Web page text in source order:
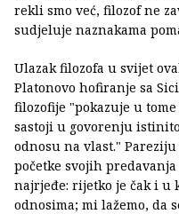
rekli smo već, filozof ne
sudjeluje naznakama
Ulazak filozofa u svijet
Platonovo hofiranje sa
filozofije "pokazuje u
sastoji u govorenju
odnosu na vlast."
početke svojih
najrjeđe: rijetko je čak i
odnosima; mi lažemo, da